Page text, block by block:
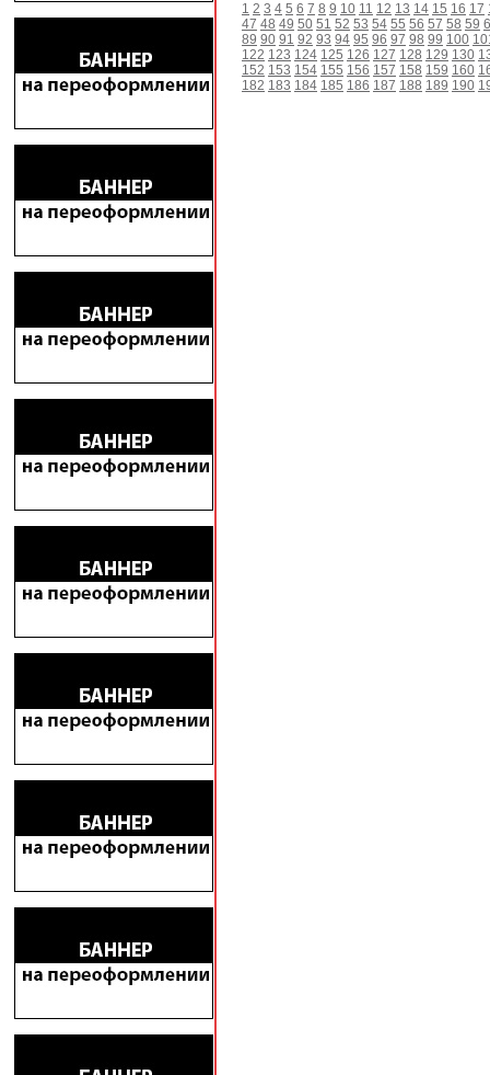
1 2 3 4 5 6 7 8 9 10 11 12 13 14 15 16 17
47 48 49 50 51 52 53 54 55 56 57 58 59
89 90 91 92 93 94 95 96 97 98 99 100
122 123 124 125 126 127 128 129 130
152 153 154 155 156 157 158 159 160
182 183 184 185 186 187 188 189 190